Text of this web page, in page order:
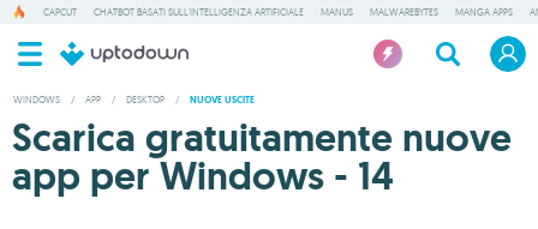
CAPCUT CHATBOT BASATI SULL'INTELLIGENZA ARTIFICIALE MANUS MALWAREBYTES MANGA APPS
WINDOWS / APP / DESKTOP / NUOVE USCITE
Scarica gratuitamente nuove
app per Windows - 14